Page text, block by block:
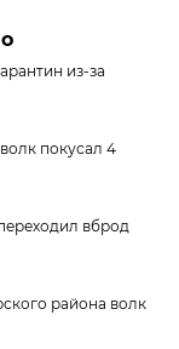
из-за
покусал 4
вброд
района волк